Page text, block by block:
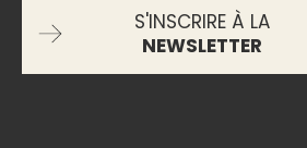
S'INSCRIRE À LA
NEWSLETTER